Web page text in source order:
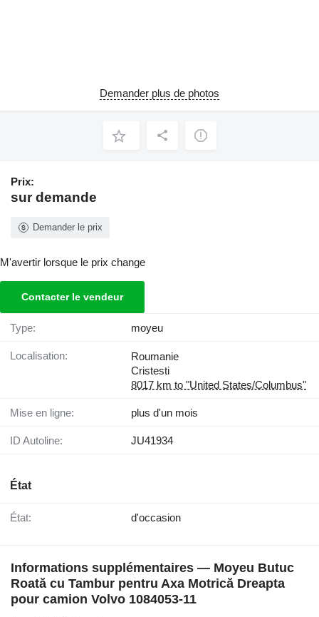
Demander plus de photos
Prix:
sur demande
Demander le prix
M'avertir lorsque le prix change
Contacter le vendeur
Type: moyeu
Localisation:
Roumanie
Cristesti
8017 km to "United States/Columbus"
Mise en ligne: plus d'un mois
ID Autoline: JU41934
État
État: d'occasion
Informations supplémentaires — Moyeu Butuc
Roată cu Tambur pentru Axa Motrică Dreapta
pour camion Volvo 1084053-11